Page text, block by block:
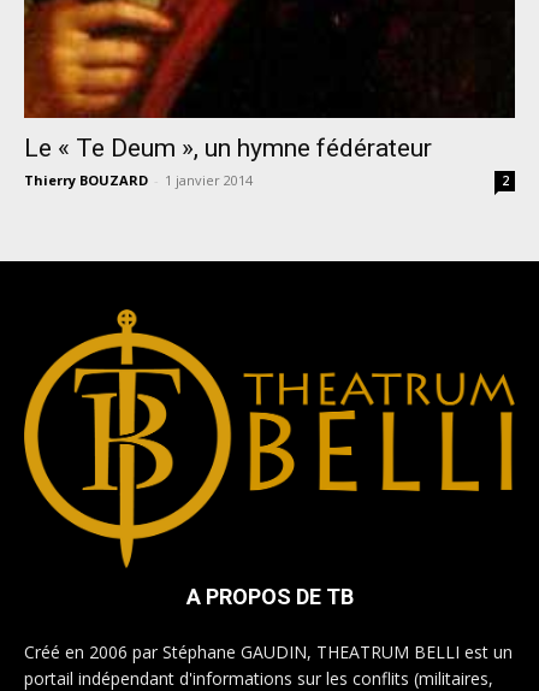
Le « Te Deum », un hymne fédérateur
Thierry BOUZARD - 1 janvier 2014 2
A PROPOS DE TB
Créé en 2006 par Stéphane GAUDIN, THEATRUM BELLI est un
portail indépendant d'informations sur les conflits (militaires,